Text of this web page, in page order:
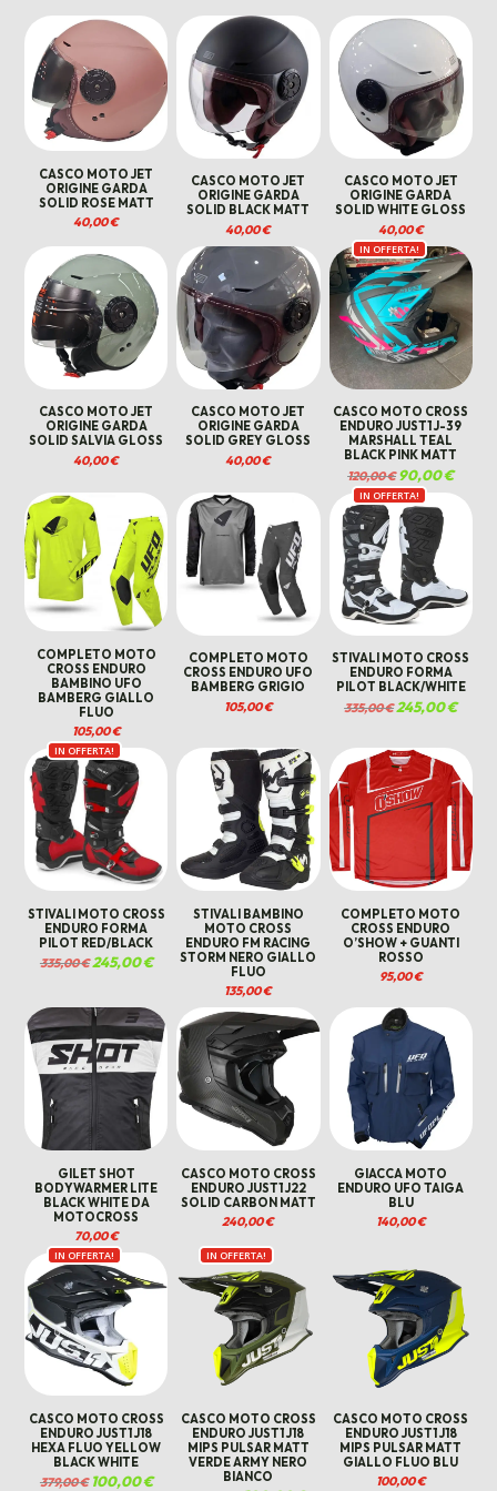
CASCO MOTO JET
ORIGINE GARDA
SOLID ROSE MATT
40,00€
CASCO MOTO JET
ORIGINE GARDA
SOLID BLACK MATT
40,00€
CASCO MOTO JET
ORIGINE GARDA
SOLID WHITE GLOSS
40,00€
CASCO MOTO JET
ORIGINE GARDA
SOLID SALVIA GLOSS
40,00€
CASCO MOTO JET
ORIGINE GARDA
SOLID GREY GLOSS
40,00€
IN OFFERTA!
CASCO MOTO CROSS
ENDURO JUST1 J-39
MARSHALL TEAL
BLACK PINK MATT
120,00€ Il
prezzo
originale
era:
120,00 €.
90,00€Il
prezzo
attuale
90,00
COMPLETO MOTO
CROSS ENDURO
BAMBINO UFO
BAMBERG GIALLO
FLUO
105,00€
COMPLETO MOTO
CROSS ENDURO UFO
BAMBERG GRIGIO
105,00€
IN OFFERTA!
STIVALI MOTO CROSS
ENDURO FORMA
PILOT BLACK/WHITE
335,00€ Il
prezzo
335,00 €.
245,00€Il
prezzo
IN OFFERTA!
STIVALI MOTO CROSS
ENDURO FORMA
PILOT RED/BLACK
335,00€Il
prezzo
335,00 €.
245,00€Il
prezzo
245,00 €.
STIVALI BAMBINO
MOTO CROSS
ENDURO FM RACING
STORM NERO GIALLO
FLUO
135,00€
COMPLETO MOTO
CROSS ENDURO
O’SHOW + GUANTI
ROSSO
95,00€
GILET SHOT
BODYWARMER LITE
BLACK WHITE DA
MOTOCROSS
70,00€
CASCO MOTO CROSS
ENDURO JUST1 J22
SOLID CARBON MATT
240,00€
GIACCA MOTO
ENDURO UFO TAIGA
BLU
140,00€
IN OFFERTA!
CASCO MOTO CROSS
ENDURO JUST1 J18
HEXA FLUO YELLOW
BLACK WHITE
379,00€Il100,00€Il
IN OFFERTA!
CASCO MOTO CROSS
ENDURO JUST1 J18
MIPS PULSAR MATT
VERDE ARMY NERO
BIANCO
CASCO MOTO CROSS
ENDURO JUST1 J18
MIPS PULSAR MATT
GIALLO FLUO BLU
100,00€